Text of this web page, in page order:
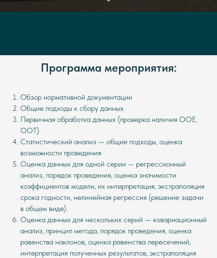
Программа мероприятия:
Обзор нормативной документации
Общие подходы к сбору данных
Первичная обработка данных (проверка наличия OOE,
OOT)
Статистический анализ — общие подходы, оценка
возможности проведения
Оценка данных для одной серии — регрессионный
анализ, порядок проведения, оценка значимости
коэффициентов модели, их интерпретация, экстраполяция
срока годности, нелинейная регрессия (решение задачи
в общем виде).
Оценка данных для нескольких серий — ковариационный
анализ, принцип метода, порядок проведения, оценка
равенства наклонов, оценка равенства пересечений,
интерпретация полученных результатов, экстраполяция